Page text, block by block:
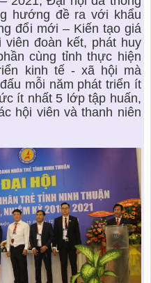
hướng đề ra với khẩu
đổi mới – Kiến tạo giá
viên đoàn kết, phát huy
cùng tỉnh thực hiện
kinh tế - xã hội mà
mỗi năm phát triển ít
ít nhất 5 lớp tập huấn,
hội viên và thanh niên